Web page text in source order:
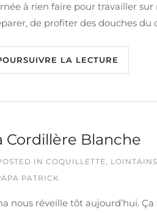
à rien faire pour travailler
de profiter des douches du
LA LECTURE
Cordillère Blanche
IN COQUILLETTE,
PATRICK
nous réveille tôt aujourd’hui.